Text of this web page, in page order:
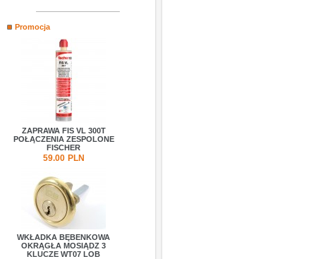
Promocja
ZAPRAWA FIS VL 300T
POŁĄCZENIA ZESPOLONE
FISCHER
59.00 PLN
WKŁADKA BĘBENKOWA
OKRĄGŁA MOSIĄDZ 3
KLUCZE WT07 LOB